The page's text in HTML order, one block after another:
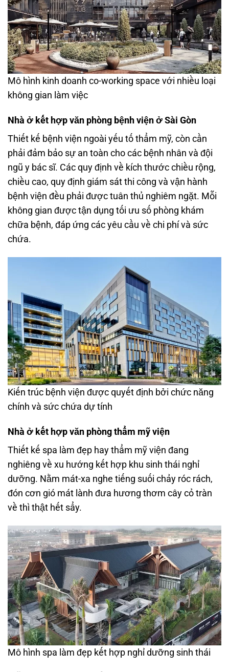
Mô hình kinh doanh co-working space với nhiều loại
không gian làm việc
Nhà ở kết hợp văn phòng bệnh viện ở Sài Gòn
Thiết kế bệnh viện ngoài yếu tố thẩm mỹ, còn cần
phải đảm bảo sự an toàn cho các bệnh nhân và đội
ngũ y bác sĩ. Các quy định về kích thước chiều rộng,
chiều cao, quy định giám sát thi công và vận hành
bệnh viện đều phải được tuân thủ nghiêm ngặt. Mỗi
không gian được tận dụng tối ưu số phòng khám
chữa bệnh, đáp ứng các yêu cầu về chi phí và sức
chứa.
Kiến trúc bệnh viện được quyết định bởi chức năng
chính và sức chứa dự tính
Nhà ở kết hợp văn phòng thẩm mỹ viện
Thiết kế spa làm đẹp hay thẩm mỹ viện đang
nghiêng về xu hướng kết hợp khu sinh thái nghỉ
dưỡng. Nằm mát-xa nghe tiếng suối chảy róc rách,
đón cơn gió mát lành đưa hương thơm cây cỏ tràn
về thì thật hết sẩy.
Mô hình spa làm đẹp kết hợp nghỉ dưỡng sinh thái